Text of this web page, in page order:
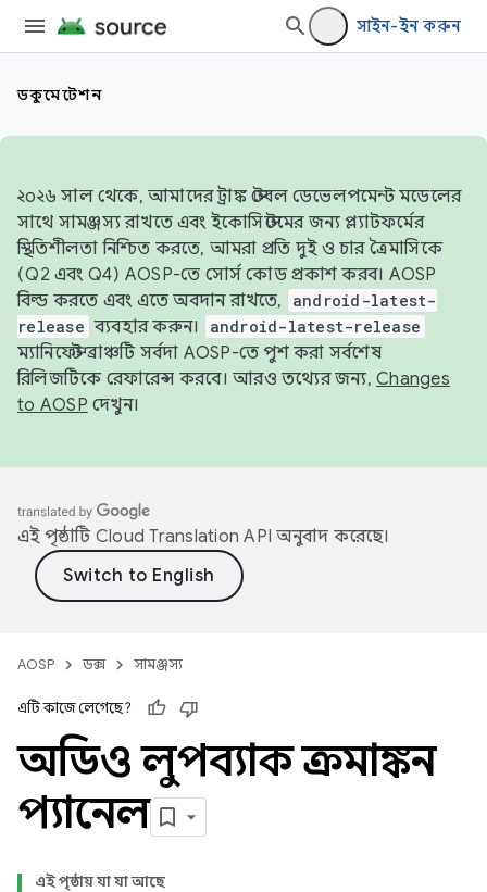
সাইন-ইন করুন
ডকুমেন্টেশন
২০২৬ সাল থেকে, আমাদের ট্রাঙ্ক স্টেবল ডেভেলপমেন্ট মডেলের
সাথে সামঞ্জস্য রাখতে এবং ইকোসিস্টেমের জন্য প্ল্যাটফর্মের
স্থিতিশীলতা নিশ্চিত করতে, আমরা প্রতি দুই ও চার ত্রৈমাসিকে
(Q2 এবং Q4) AOSP-তে সোর্স কোড প্রকাশ করব। AOSP
বিল্ড করতে এবং এতে অবদান রাখতে,
android-latest-
release ব্যবহার করুন। android-latest-release
ম্যানিফেস্ট ব্রাঞ্চটি সর্বদা AOSP-তে পুশ করা সর্বশেষ
রিলিজটিকে রেফারেন্স করবে। আরও তথ্যের জন্য, Changes
to AOSP দেখুন।
এই পৃষ্ঠাটি Cloud Translation API অনুবাদ করেছে।
AOSP ডক্স সামঞ্জস্য
এটি কাজে লেগেছে?
অডিও লুপব্যাক ক্রমাঙ্কন
প্যানেল
এই পৃষ্ঠায় যা যা আছে